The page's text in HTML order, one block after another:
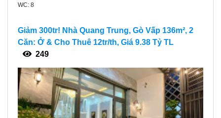
WC: 8
Giảm 300tr! Nhà Quang Trung, Gò Vấp 136m², 2
Căn: Ở & Cho Thuê 12tr/th, Giá 9.38 Tỷ TL
249